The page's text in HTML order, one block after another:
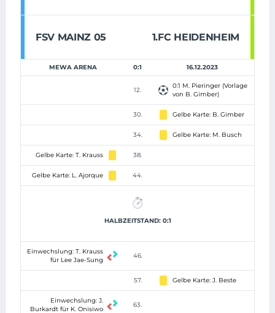
FSV MAINZ 05 1.FC HEIDENHEIM
MEWA ARENA 0:1 16.12.2023
12.
0:1 M. Pieringer (Vorlage
von B. Gimber)
30. Gelbe Karte: B. Gimber
34. Gelbe Karte: M. Busch
Gelbe Karte: T. Krauss 38.
Gelbe Karte: L. Ajorque 44.
HALBZEITSTAND: 0:1
Einwechslung: T. Krauss
für Lee Jae-Sung
46.
57. Gelbe Karte: J. Beste
Einwechslung: J.
Burkardt für K. Onisiwo
63.